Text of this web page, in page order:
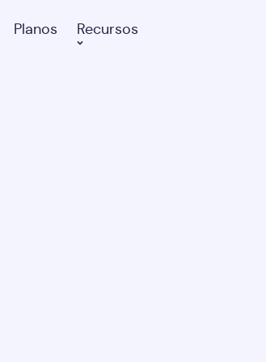
Planos Recursos